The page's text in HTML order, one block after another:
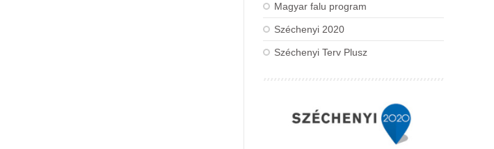
Magyar falu program
Széchenyi 2020
Széchenyi Terv Plusz